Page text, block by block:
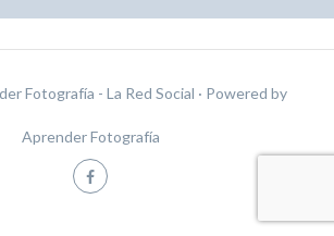
Fotografía - La Red Social · Powered by
Aprender Fotografía